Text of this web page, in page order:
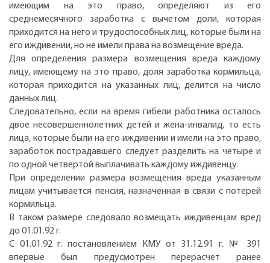
имеющим на это право, определяют из его
среднемесячного заработка с вычетом доли, которая
приходится на него и трудоспособных лиц, которые были на
его иждивении, но не имели права на возмещение вреда.
Для определения размера возмещения вреда каждому
лицу, имеющему на это право, доля заработка кормильца,
которая приходится на указанных лиц, делится на число
данных лиц.
Следовательно, если на время гибели работника осталось
двое несовершеннолетних детей и жена-инвалид, то есть
лица, которые были на его иждивении и имели на это право,
заработок пострадавшего следует разделить на четыре и
по одной четвертой выплачивать каждому иждивенцу.
При определении размера возмещения вреда указанным
лицам учитывается пенсия, назначенная в связи с потерей
кормильца.
В таком размере следовало возмещать иждивенцам вред
до 01.01.92 г.
С 01.01.92 г. постановлением КМУ от 31.12.91 г. № 391
впервые был предусмотрен перерасчет ранее